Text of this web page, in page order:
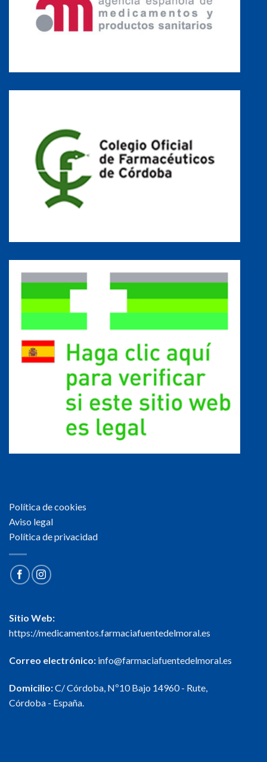
Política de cookies
Aviso legal
Política de privacidad
Sitio Web:
https://medicamentos.farmaciafuentedelmoral.es
Correo electrónico: info@farmaciafuentedelmoral.es
Domicilio:C/ Córdoba, Nº10 Bajo 14960 - Rute,
Córdoba - España.